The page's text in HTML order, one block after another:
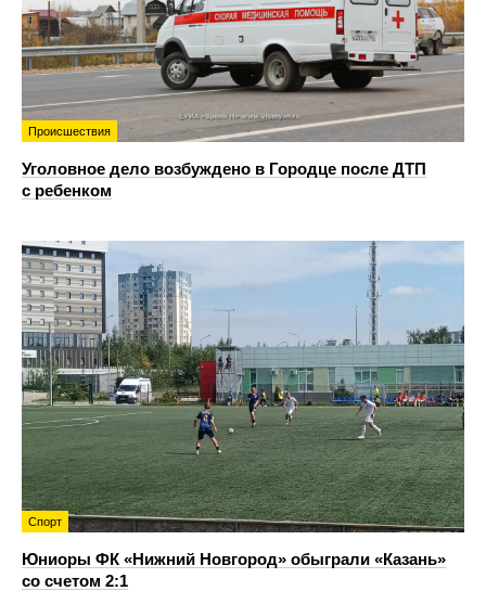
Происшествия
Уголовное дело возбуждено в Городце после ДТП
с ребенком
Спорт
Юниоры ФК «Нижний Новгород» обыграли «Казань»
со счетом 2:1